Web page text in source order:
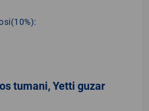
tumani, Yetti guzar